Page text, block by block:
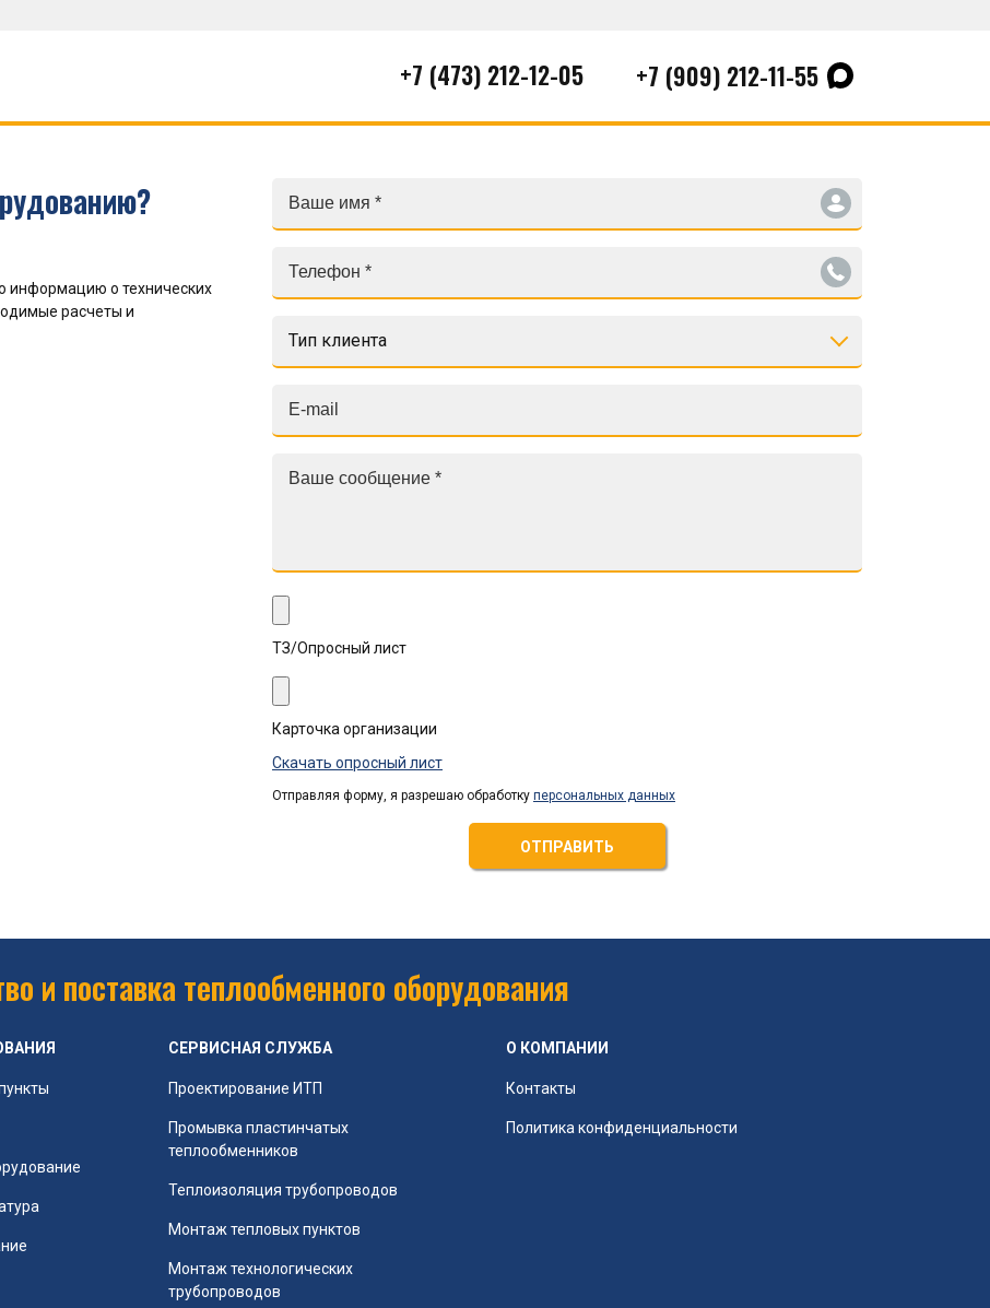
+7 (473) 212-12-05 +7 (909) 212-11-55
информацию о технических
расчеты и
Тип клиента
ТЗ/Опросный лист
Карточка организации
Скачать опросный лист
Отправляя форму, я разрешаю обработку персональных данных
ОТПРАВИТЬ
и поставка теплообменного оборудования
СЕРВИСНАЯ СЛУЖБА
Проектирование ИТП
Промывка пластинчатых
теплообменников
Теплоизоляция трубопроводов
Монтаж тепловых пунктов
Монтаж технологических
трубопроводов
О КОМПАНИИ
Контакты
Политика конфиденциальности